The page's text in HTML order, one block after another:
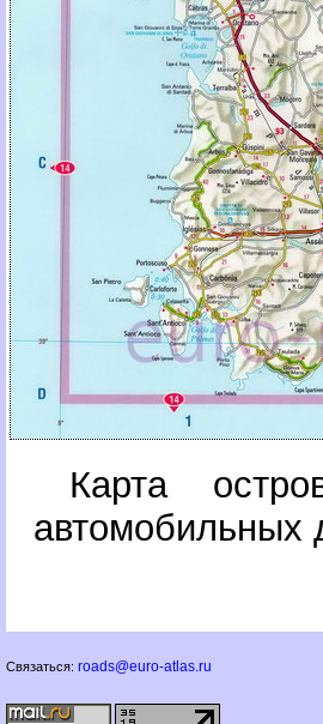
Карта
автомобильных
Связаться: roads@euro-atlas.ru